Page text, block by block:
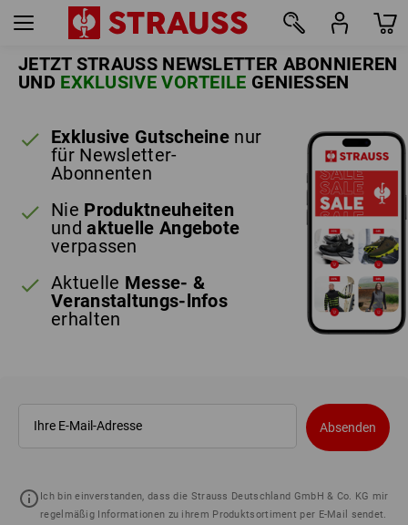
JETZT STRAUSS NEWSLETTER ABONNIEREN
UND EXKLUSIVE VORTEILE GENIESSEN
Exklusive Gutscheine nur
für Newsletter-
Abonnenten
Nie Produktneuheiten
undaktuelle Angebote
verpassen
Aktuelle Messe- &
Veranstaltungs-lnfos
erhalten
Absenden
Ich bin einverstanden, dass die Strauss Deutschland GmbH & Co. KG mir
regelmäßig Informationen zu ihrem Produktsortiment per E-Mail sendet.